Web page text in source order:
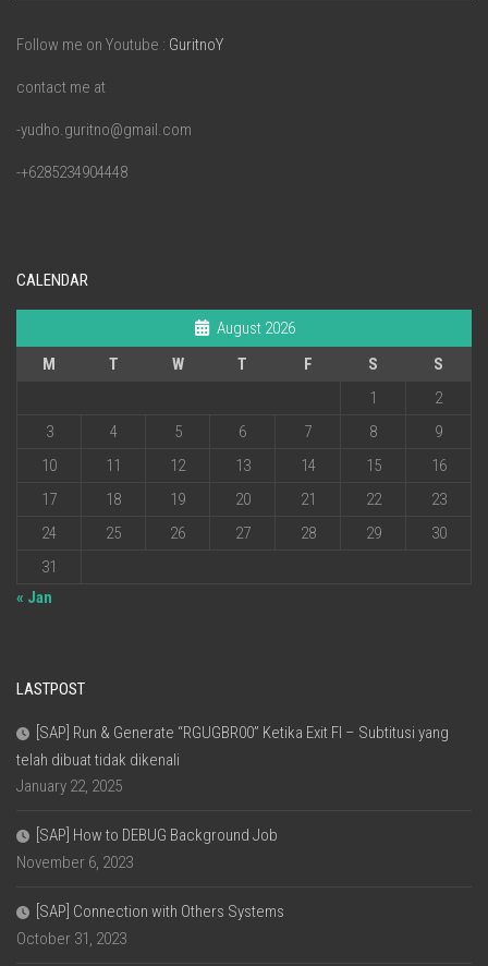
Follow me on Youtube : GuritnoY
contact me at
-yudho.guritno@gmail.com
-+6285234904448
CALENDAR
August 2026
M
T W T F S
S
1
2
3
4 5 6 7 8
9
10
11 12 13 14 15
16
17
18 19 20 21 22
23
24
25 26 27 28 29
30
31
« Jan
LASTPOST
[SAP] Run & Generate “RGUGBR00” Ketika Exit FI – Subtitusi yang
telah dibuat tidak dikenali
January 22, 2025
[SAP] How to DEBUG Background Job
November 6, 2023
[SAP] Connection with Others Systems
October 31, 2023